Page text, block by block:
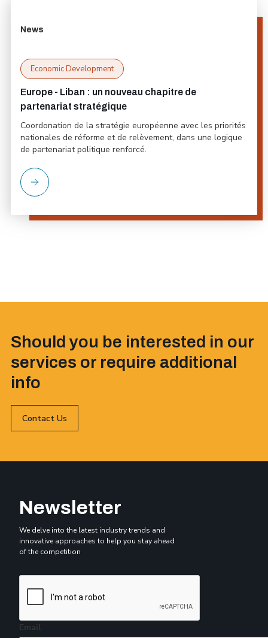
News
Economic Development
Europe - Liban : un nouveau chapitre de
partenariat stratégique
Coordonation de la stratégie européenne avec les priorités
nationales de réforme et de relèvement, dans une logique
de partenariat politique renforcé.
Should you be interested in our
services or require additional
info
Contact Us
Newsletter
We delve into the latest industry trends and
innovative approaches to help you stay ahead
of the competition
Email